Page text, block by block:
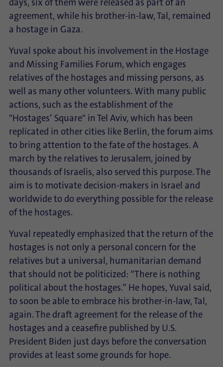
days, six of them were released as part of an
agreement, while his brother-in-law, Tal, remained
a hostage in Gaza.
Yuval spoke about his involvement in the Hostage
and Missing Families Forum, which engages
relatives of the hostages and missing persons, as
well as many other volunteers. With many public
actions, such as the establishment of the
"Hostages’ Square" in Tel Aviv, which has been
replicated in other cities like Berlin, the forum aims
to bring attention to the fate of the hostages. A
march by the relatives to Jerusalem, joined by
thousands of Israelis, also served this purpose. The
aim is to motivate decision-makers in Israel and
worldwide to do everything possible for the release
of the hostages.
Yuval repeatedly emphasized that the return of the
hostages is not only a personal concern for the
relatives but a universal, humanitarian demand
that should not be politicized: “There is nothing
political about the hostages.” He hopes, Yuval said,
to soon be able to embrace his brother-in-law, Tal,
again. The draft agreement for the release of the
hostages and a ceasefire published by U.S.
President Biden just days before the conversation
provides at least some grounds for hope.